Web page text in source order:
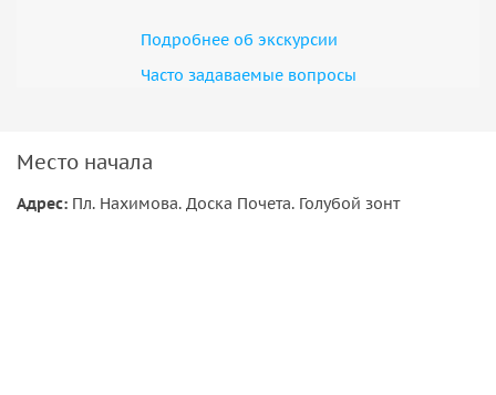
•Для Вашего удобства рекомендуем бронировать эту
экскурсию минимум за 12 часов. При более позднем
экскурсии в месте сбора экскурсионной группы.
Подробнее об экскурсии
Часто задаваемые вопросы
Место начала
Адрес: Пл. Нахимова. Доска Почета. Голубой зонт